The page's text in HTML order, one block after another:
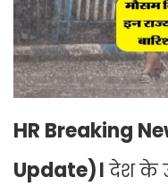
HR Breaking
Update)। देश के